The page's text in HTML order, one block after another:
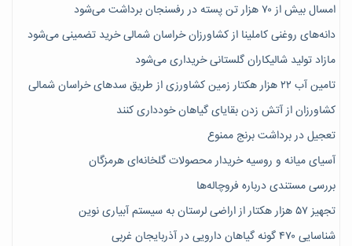
امسال بیش از ۷۰ هزار تن پسته در رفسنجان برداشت می‌شود
دانه‌های روغنی کاملینا از کشاورزان خراسان شمالی خرید تضمینی می‌شود
مازاد تولید شالیکاران گلستانی خریداری می‌شود
تامین آب ۲۲ هزار هکتار زمین کشاورزی از طریق سدهای خراسان شمالی
کشاورزان از آتش زدن بقایای گیاهان خودداری کنند
تعجیل در برداشت برنج ممنوع
آسیای میانه و روسیه خریدار محصولات گلخانه‌ای هرمزگان
بررسی مستندی درباره فروچاله‌ها
تجهیز ۵۷ هزار هکتار از اراضی لرستان به سیستم آبیاری نوین
شناسایی ۴۷٠ گونه گیاهان دارویی در آذربایجان غربی